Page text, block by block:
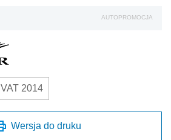
AUTOPROMOCJA
VAT 2014
Wersja do druku